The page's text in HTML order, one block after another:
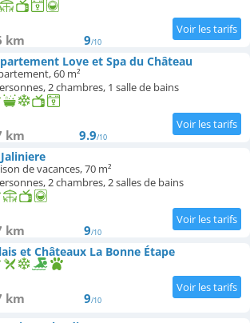
km 9/10
Love et Spa du Château
60 m²
2 chambres, 1 salle de bains
km 9.9/10
de vacances, 70 m²
2 chambres, 2 salles de bains
km 9/10
et Châteaux La Bonne Étape
km 9/10